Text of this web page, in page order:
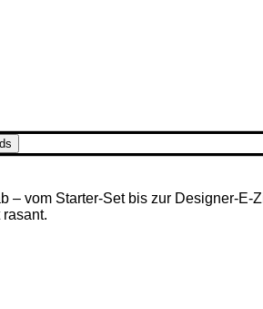
vom Starter-Set bis zur Designer-